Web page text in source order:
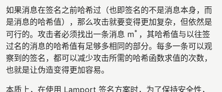
如果消息在签名之前哈希过（也即签名的不是消息本身，而
是消息的哈希值），那么攻击就要变得更加复杂，但依然是
可行的。攻击者必须找出一条消息 m* ，其哈希值与以往签
过名的消息的哈希值有足够多相同的部分。每多一条可以观
察到的签名，都可以减少攻击所需的哈希函数求值的次数，
也就是让伪造变得更加容易。
本质上，在使用 Lamport 签名方案时，为了保持安全性，